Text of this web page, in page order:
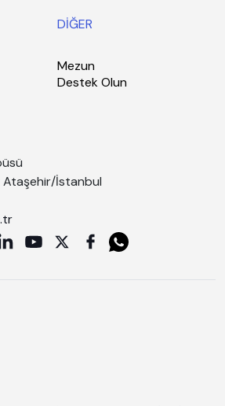
DİĞER
Mezun
Destek Olun
Ataşehir/İstanbul